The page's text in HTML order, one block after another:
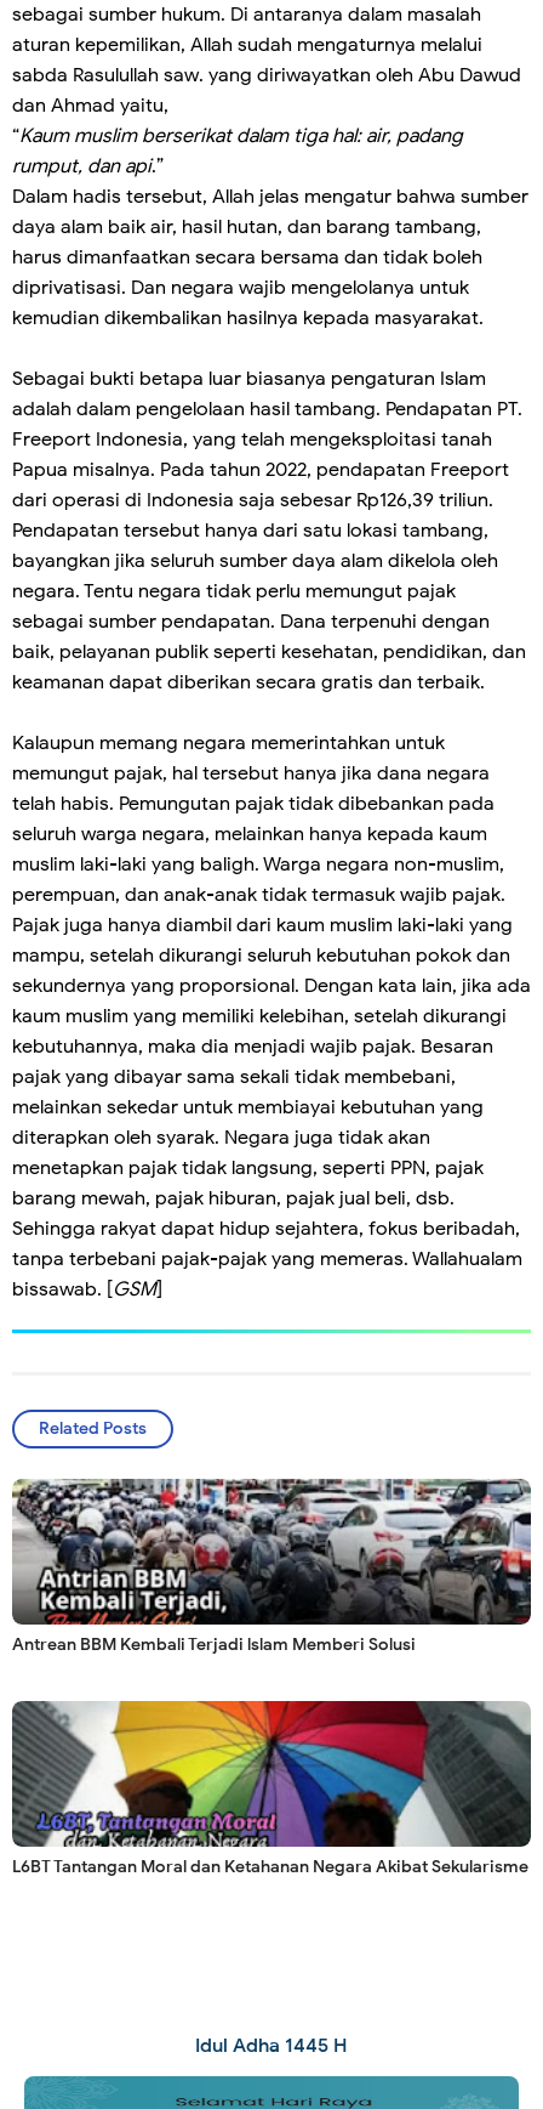
sebagai sumber hukum. Di antaranya dalam masalah
aturan kepemilikan, Allah sudah mengaturnya melalui
sabda Rasulullah saw. yang diriwayatkan oleh Abu Dawud
dan Ahmad yaitu,
“Kaum muslim berserikat dalam tiga hal: air, padang
rumput, dan api.”
Dalam hadis tersebut, Allah jelas mengatur bahwa sumber
daya alam baik air, hasil hutan, dan barang tambang,
harus dimanfaatkan secara bersama dan tidak boleh
diprivatisasi. Dan negara wajib mengelolanya untuk
kemudian dikembalikan hasilnya kepada masyarakat.
Sebagai bukti betapa luar biasanya pengaturan Islam
adalah dalam pengelolaan hasil tambang. Pendapatan PT.
Freeport Indonesia, yang telah mengeksploitasi tanah
Papua misalnya. Pada tahun 2022, pendapatan Freeport
dari operasi di Indonesia saja sebesar Rp126,39 triliun.
Pendapatan tersebut hanya dari satu lokasi tambang,
bayangkan jika seluruh sumber daya alam dikelola oleh
negara. Tentu negara tidak perlu memungut pajak
sebagai sumber pendapatan. Dana terpenuhi dengan
baik, pelayanan publik seperti kesehatan, pendidikan, dan
keamanan dapat diberikan secara gratis dan terbaik.
Kalaupun memang negara memerintahkan untuk
memungut pajak, hal tersebut hanya jika dana negara
telah habis. Pemungutan pajak tidak dibebankan pada
seluruh warga negara, melainkan hanya kepada kaum
muslim laki-laki yang baligh. Warga negara non-muslim,
perempuan, dan anak-anak tidak termasuk wajib pajak.
Pajak juga hanya diambil dari kaum muslim laki-laki yang
mampu, setelah dikurangi seluruh kebutuhan pokok dan
sekundernya yang proporsional. Dengan kata lain, jika ada
kaum muslim yang memiliki kelebihan, setelah dikurangi
kebutuhannya, maka dia menjadi wajib pajak. Besaran
pajak yang dibayar sama sekali tidak membebani,
melainkan sekedar untuk membiayai kebutuhan yang
diterapkan oleh syarak. Negara juga tidak akan
menetapkan pajak tidak langsung, seperti PPN, pajak
barang mewah, pajak hiburan, pajak jual beli, dsb.
Sehingga rakyat dapat hidup sejahtera, fokus beribadah,
tanpa terbebani pajak-pajak yang memeras. Wallahualam
bissawab. [GSM]
Related Posts
Antrean BBM Kembali Terjadi lslam Memberi Solusi
L6BT Tantangan Moral dan Ketahanan Negara Akibat Sekularisme
Idul Adha 1445 H